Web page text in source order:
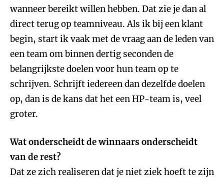
wanneer bereikt willen hebben. Dat zie je dan al
direct terug op teamniveau. Als ik bij een klant
begin, start ik vaak met de vraag aan de leden van
een team om binnen dertig seconden de
belangrijkste doelen voor hun team op te
schrijven. Schrijft iedereen dan dezelfde doelen
op, dan is de kans dat het een HP-team is, veel
groter.
Wat onderscheidt de winnaars onderscheidt
van de rest?
Dat ze zich realiseren dat je niet ziek hoeft te zijn